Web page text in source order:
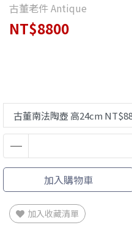
古董老件 Antique
NT$8800
加入購物車
加入收藏清單